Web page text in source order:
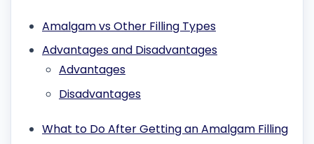
Amalgam vs Other Filling Types
Advantages and Disadvantages
Advantages
Disadvantages
What to Do After Getting an Amalgam Filling